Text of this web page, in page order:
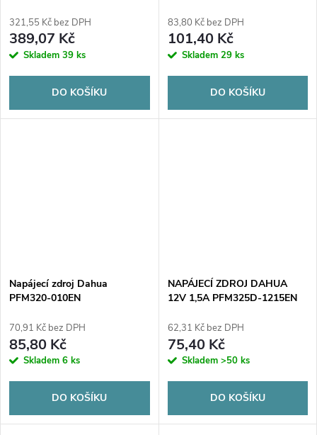
321,55 Kč bez DPH
389,07 Kč
Skladem 39 ks
DO KOŠÍKU
83,80 Kč bez DPH
101,40 Kč
Skladem 29 ks
DO KOŠÍKU
Napájecí zdroj Dahua
PFM320-010EN
70,91 Kč bez DPH
85,80 Kč
Skladem 6 ks
DO KOŠÍKU
NAPÁJECÍ ZDROJ DAHUA
12V 1,5A PFM325D-1215EN
62,31 Kč bez DPH
75,40 Kč
Skladem >50 ks
DO KOŠÍKU